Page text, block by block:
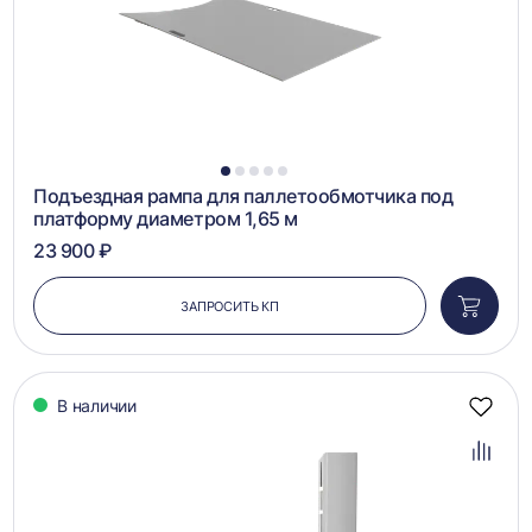
1 2 3 4 5
Подъездная рампа для паллетообмотчика под
платформу диаметром 1,65 м
23 900 ₽
ЗАПРОСИТЬ КП
в
В наличии